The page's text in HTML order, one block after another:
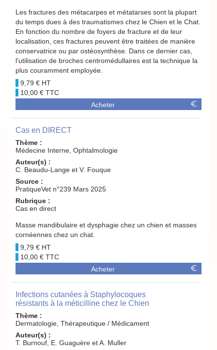
Les fractures des métacarpes et métatarses sont la plupart
du temps dues à des traumatismes chez le Chien et le Chat.
En fonction du nombre de foyers de fracture et de leur
localisation, ces fractures peuvent être traitées de manière
conservatrice ou par ostéosynthèse. Dans ce dernier cas,
l’utilisation de broches centromédullaires est la technique la
plus couramment employée.
9,79 €
10,00 €
Acheter
Cas en DIRECT
Thème :
Médecine Interne, Ophtalmologie
Auteur(s) :
C. Beaudu-Lange et V. Fouque
Source :
PratiqueVet n°239 Mars 2025
Rubrique :
Cas en direct
Masse mandibulaire et dysphagie chez un chien et masses
cornéennes chez un chat.
9,79 €
10,00 €
Acheter
Infections cutanées à Staphylocoques
résistants à la méticilline chez le Chien
Thème :
Dermatologie, Thérapeutique / Médicament
Auteur(s) :
T. Burnouf, E. Guaguère et A. Muller